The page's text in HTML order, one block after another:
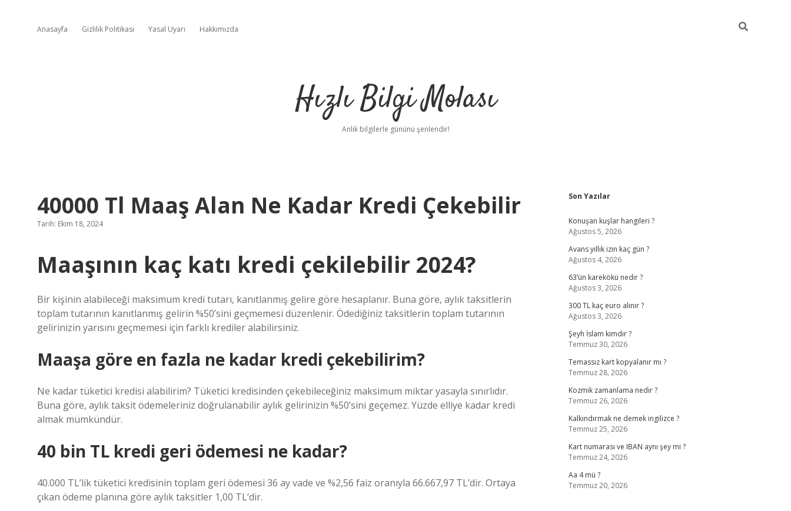
Anasayfa Gizlilik Politikası Yasal Uyarı Hakkımızda
Hızlı Bilgi Molası
Anlık bilgilerle gününü şenlendir!
40000 Tl Maaş Alan Ne Kadar Kredi Çekebilir
Tarih: Ekim 18, 2024
Maaşının kaç katı kredi çekilebilir 2024?
Bir kişinin alabileceği maksimum kredi tutarı, kanıtlanmış gelire göre hesaplanır. Buna göre, aylık taksitlerin
toplam tutarının kanıtlanmış gelirin %50’sini geçmemesi düzenlenir. Ödediğiniz taksitlerin toplam tutarının
gelirinizin yarısını geçmemesi için farklı krediler alabilirsiniz.
Maaşa göre en fazla ne kadar kredi çekebilirim?
Ne kadar tüketici kredisi alabilirim? Tüketici kredisinden çekebileceğiniz maksimum miktar yasayla sınırlıdır.
Buna göre, aylık taksit ödemeleriniz doğrulanabilir aylık gelirinizin %50’sini geçemez. Yüzde elliye kadar kredi
almak mümkündür.
40 bin TL kredi geri ödemesi ne kadar?
40.000 TL’lik tüketici kredisinin toplam geri ödemesi 36 ay vade ve %2,56 faiz oranıyla 66.667,97 TL’dir. Ortaya
çıkan ödeme planına göre aylık taksitler 1,00 TL’dir.
Sidebar
Son Yazılar
Konuşan kuşlar hangileri ?
Ağustos 5, 2026
Avans yıllık izin kaç gün ?
Ağustos 4, 2026
63’ün karekökü nedir ?
Ağustos 3, 2026
300 TL kaç euro alınır ?
Ağustos 3, 2026
Şeyh İslam kimdir ?
Temmuz 30, 2026
Temassız kart kopyalanır mı ?
Temmuz 28, 2026
Kozmik zamanlama nedir ?
Temmuz 26, 2026
Kalkındırmak ne demek ingilizce ?
Temmuz 25, 2026
Kart numarası ve IBAN aynı şey mi ?
Temmuz 24, 2026
Aa 4 mü ?
Temmuz 20, 2026